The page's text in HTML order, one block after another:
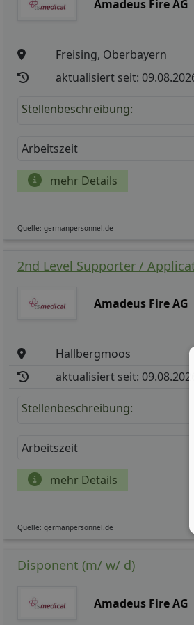
Amadeus Fire AG
Freising, Oberbayern
aktualisiert seit:
Stellenbeschreibung:
Arbeitszeit
mehr Details
Quelle: germanpersonnel.de
2nd Level Supporter /
Amadeus Fire AG
Hallbergmoos
aktualisiert seit: 09.08.2026
Stellenbeschreibung:
Arbeitszeit
mehr Details
Quelle: germanpersonnel.de
Disponent (m/ w/ d)
Amadeus Fire AG